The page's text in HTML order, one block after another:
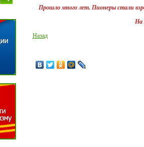
Прошло много лет. Пионеры стали
На
Назад